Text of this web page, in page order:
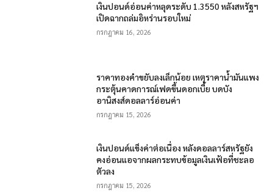
เงินปอนด์อ่อนค่าหลุดระดับ 1.3550 หลังสหรัฐฯ
เปิดฉากถล่มอิหร่านรอบใหม่
กรกฎาคม 16, 2026
ราคาทองคำขยับลงเล็กน้อย เหตุราคาน้ำมันแพง
กระตุ้นคาดการณ์เฟดขึ้นดอกเบี้ย บดบัง
อานิสงส์ดอลลาร์อ่อนค่า
กรกฎาคม 15, 2026
เงินปอนด์แข็งค่าต่อเนื่อง หลังดอลลาร์สหรัฐยัง
คงอ่อนแอจากผลกระทบข้อมูลเงินเฟ้อที่ชะลอ
ตัวลง
กรกฎาคม 15, 2026